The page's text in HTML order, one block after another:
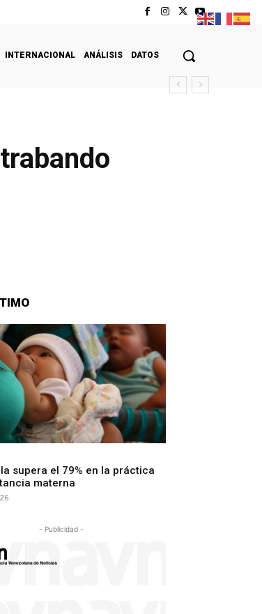
INTERNACIONAL ANÁLISIS DATOS
supera el 79% en la práctica
materna
- Publicidad -